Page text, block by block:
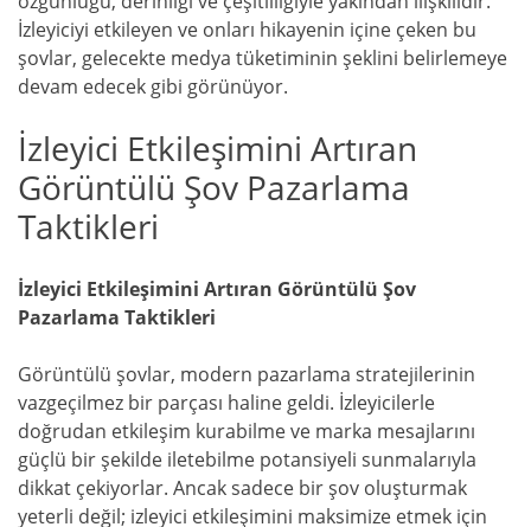
İzleyiciyi etkileyen ve onları hikayenin içine çeken bu
şovlar, gelecekte medya tüketiminin şeklini belirlemeye
devam edecek gibi görünüyor.
İzleyici Etkileşimini Artıran
Görüntülü Şov Pazarlama
Taktikleri
İzleyici Etkileşimini Artıran Görüntülü Şov
Pazarlama Taktikleri
Görüntülü şovlar, modern pazarlama stratejilerinin
vazgeçilmez bir parçası haline geldi. İzleyicilerle
doğrudan etkileşim kurabilme ve marka mesajlarını
güçlü bir şekilde iletebilme potansiyeli sunmalarıyla
dikkat çekiyorlar. Ancak sadece bir şov oluşturmak
yeterli değil; izleyici etkileşimini maksimize etmek için